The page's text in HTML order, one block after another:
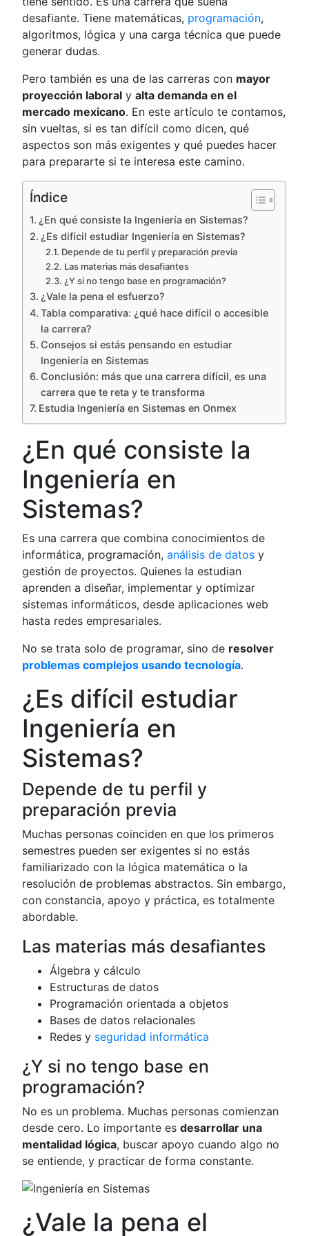
desafiante. Tiene matemáticas, programación,
algoritmos, lógica y una carga técnica que puede
generar dudas.
Pero también es una de las carreras con mayor
proyección laboral yalta demanda en el
mercado mexicano. En este artículo te contamos,
sin vueltas, si es tan difícil como dicen, qué
aspectos son más exigentes y qué puedes hacer
para prepararte si te interesa este camino.
Índice
¿En qué consiste la Ingeniería en Sistemas?
¿Es difícil estudiar Ingeniería en Sistemas?
Depende de tu perfil y preparación previa
Las materias más desafiantes
¿Y si no tengo base en programación?
¿Vale la pena el esfuerzo?
Tabla comparativa: ¿qué hace difícil o accesible
la carrera?
Consejos si estás pensando en estudiar
Ingeniería en Sistemas
Conclusión: más que una carrera difícil, es una
carrera que te reta y te transforma
Estudia Ingeniería en Sistemas en Onmex
¿En qué consiste la
Ingeniería en
Sistemas?
Es una carrera que combina conocimientos de
informática, programación,análisis de datos y
gestión de proyectos. Quienes la estudian
aprenden a diseñar, implementar y optimizar
sistemas informáticos, desde aplicaciones web
hasta redes empresariales.
No se trata solo de programar, sino de resolver
problemas complejos usando tecnología.
¿Es difícil estudiar
Ingeniería en
Sistemas?
Depende de tu perfil y
preparación previa
Muchas personas coinciden en que los primeros
semestres pueden ser exigentes si no estás
familiarizado con la lógica matemática o la
resolución de problemas abstractos. Sin embargo,
con constancia, apoyo y práctica, es totalmente
abordable.
Las materias más desafiantes
Álgebra y cálculo
Estructuras de datos
Programación orientada a objetos
Bases de datos relacionales
Redes y seguridad informática
¿Y si no tengo base en
programación?
No es un problema. Muchas personas comienzan
desde cero. Lo importante esdesarrollar una
mentalidad lógica, buscar apoyo cuando algo no
se entiende, y practicar de forma constante.
¿Vale la pena el